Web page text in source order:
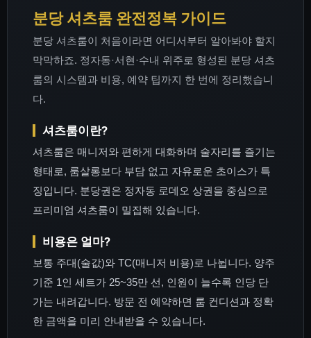
분당 셔츠룸 완전정복 가이드
분당 셔츠룸이 처음이라면 어디서부터 알아봐야 할지
막막하죠. 정자동·서현·수내 위주로 형성된 분당 셔츠
룸의 시스템과 비용, 예약 팁까지 한 번에 정리했습니
다.
셔츠룸이란?
셔츠룸은 매니저와 편하게 대화하며 술자리를 즐기는
형태로, 룸살롱보다 부담 없고 자유로운 초이스가 특
징입니다. 분당권은 정자동 로데오 상권을 중심으로
프리미엄 셔츠룸이 밀집해 있습니다.
비용은 얼마?
보통 주대(술값)와 TC(매니저 비용)로 나뉩니다. 양주
기준 1인 세트가 25~35만 선, 인원이 늘수록 인당 단
가는 내려갑니다. 방문 전 예약하면 룸 컨디션과 정확
한 금액을 미리 안내받을 수 있습니다.